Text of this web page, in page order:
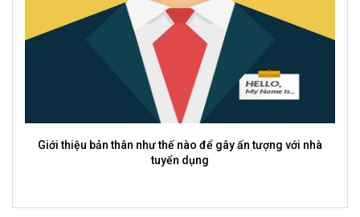
Cách viết CV khi làm trái ngành để vẫn lọt mắt nhà tuyển
dụng